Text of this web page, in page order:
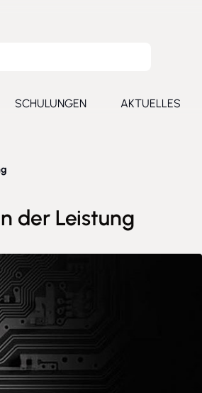
SCHULUNGEN
AKTUELLES
der Leistung